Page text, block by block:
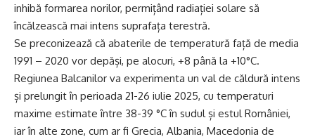
inhibă formarea norilor, permițând radiației solare să
încălzească mai intens suprafața terestră.
Se preconizează că abaterile de temperatură față de media
1991 – 2020 vor depăși, pe alocuri, +8 până la +10°C.
Regiunea Balcanilor va experimenta un val de căldură intens
și prelungit în perioada 21-26 iulie 2025, cu temperaturi
maxime estimate între 38-39 °C în sudul și estul României,
iar în alte zone, cum ar fi Grecia, Albania, Macedonia de